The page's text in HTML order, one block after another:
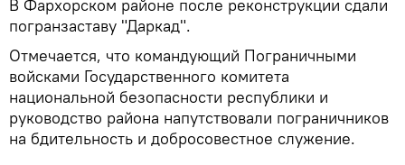
В Фархорском районе после реконструкции сдали
погранзаставу "Даркад".
Отмечается, что командующий Пограничными
войсками Государственного комитета
национальной безопасности республики и
руководство района напутствовали пограничников
на бдительность и добросовестное служение.